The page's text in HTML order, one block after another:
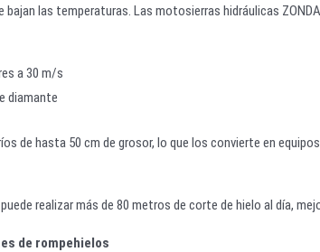
bajan las temperaturas. Las motosierras hidráulicas
a 30 m/s
diamante
de hasta 50 cm de grosor, lo que los convierte en
realizar más de 80 metros de corte de hielo al día,
de rompehielos